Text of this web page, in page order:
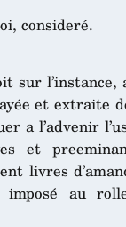
consideré.
sur l’instance,
et extraite
a l’advenir
et
livres
au